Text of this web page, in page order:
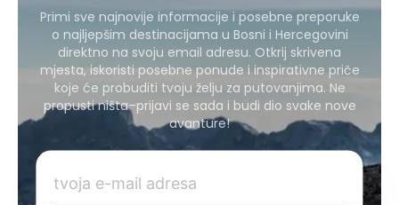
Primi sve najnovije informacije i posebne preporuke
o najljepšim destinacijama u Bosni i Hercegovini
direktno na svoju email adresu. Otkrij skrivena
mjesta, iskoristi posebne ponude i inspirativne priče
koje će probuditi tvoju želju za putovanjima. Ne
propusti ništa–prijavi se sada i budi dio svake nove
avanture!